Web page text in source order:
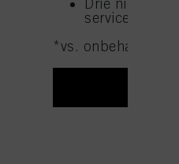
service aan
*vs. onbehandeld